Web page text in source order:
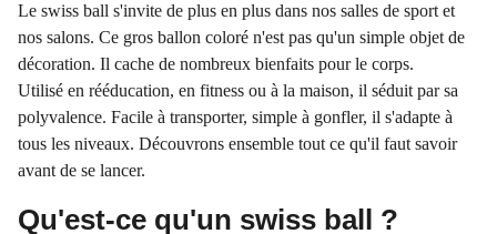
Le swiss ball s'invite de plus en plus dans nos salles de sport et
nos salons. Ce gros ballon coloré n'est pas qu'un simple objet de
décoration. Il cache de nombreux bienfaits pour le corps.
Utilisé en rééducation, en fitness ou à la maison, il séduit par sa
polyvalence. Facile à transporter, simple à gonfler, il s'adapte à
tous les niveaux. Découvrons ensemble tout ce qu'il faut savoir
avant de se lancer.
Qu'est-ce qu'un swiss ball ?